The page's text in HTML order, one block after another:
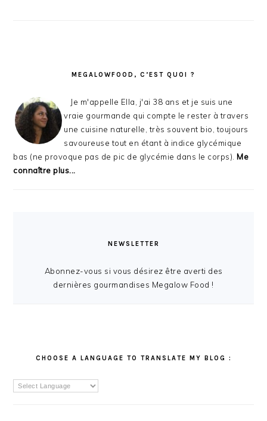
MEGALOWFOOD, C’EST QUOI ?
Je m'appelle Ella, j'ai 38 ans et je suis une
vraie gourmande qui compte le rester à travers
une cuisine naturelle, très souvent bio, toujours
savoureuse tout en étant à indice glycémique
bas (ne provoque pas de pic de glycémie dans le corps). Me
connaître plus...
NEWSLETTER
Abonnez-vous si vous désirez être averti des
dernières gourmandises Megalow Food !
CHOOSE A LANGUAGE TO TRANSLATE MY BLOG :